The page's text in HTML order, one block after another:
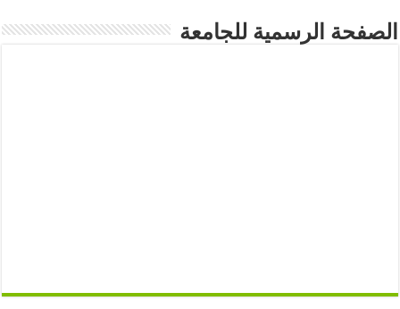
الصفحة الرسمية للجامعة